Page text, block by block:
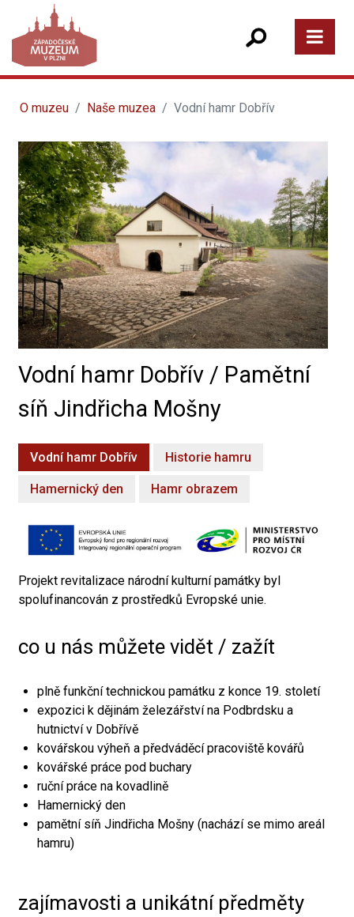
O muzeu Naše muzea Vodní hamr Dobřív
Vodní hamr Dobřív / Pamětní
síň Jindřicha Mošny
Vodní hamr Dobřív Historie hamru
Hamernický den Hamr obrazem
Projekt revitalizace národní kulturní památky byl
spolufinancován z prostředků Evropské unie.
co u nás můžete vidět / zažít
plně funkční technickou památku z konce 19. století
expozici k dějinám železářství na Podbrdsku a
hutnictví v Dobřívě
kovářskou výheň a předváděcí pracoviště kovářů
kovářské práce pod buchary
ruční práce na kovadlině
Hamernický den
pamětní síň Jindřicha Mošny (nachází se mimo areál
hamru)
zajímavosti a unikátní předměty